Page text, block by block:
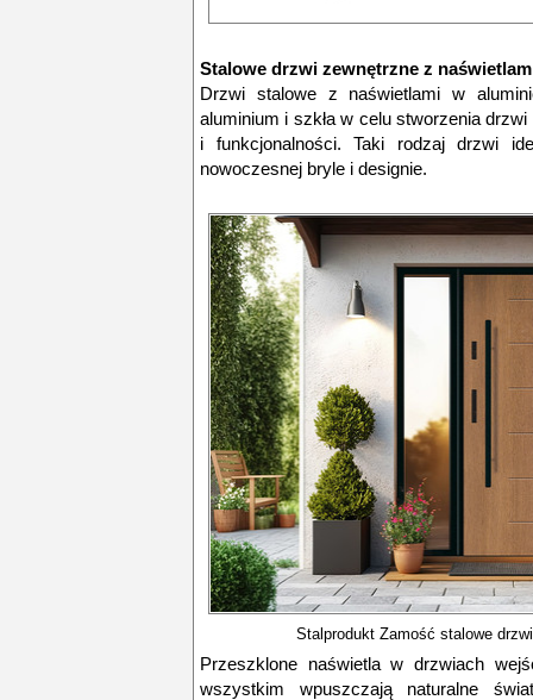
Stalowe drzwi zewnętrzne z
Drzwi stalowe z naświetlami w
aluminium i szkła w celu stworzenia
i funkcjonalności. Taki rodzaj drzwi
nowoczesnej bryle i designie.
Stalprodukt Zamość stalowe
Przeszklone naświetla w drzwiach
wszystkim wpuszczają naturalne